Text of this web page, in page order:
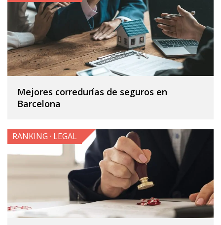
Mejores corredurías de seguros en
Barcelona
RANKING · LEGAL